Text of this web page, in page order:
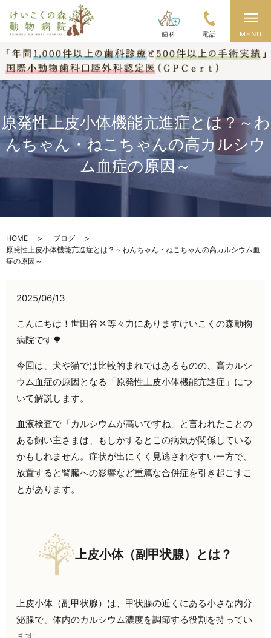
歯科 電話
メ
MENU
原発性上皮小体機能亢進症とは？～わ
んちゃん・ねこちゃんの高カルシウ
ム血症の原因～
HOME
ブログ
原発性上皮小体機能亢進症とは？～わんちゃん・ねこちゃんの高カルシウム血
症の原因～
2025/06/13
こんにちは！世田谷区等々力にありますけいこくの森動物
病院です🌳
今回は、犬や猫では比較的まれではあるものの、高カルシ
ウム血症の原因となる「原発性上皮小体機能亢進症」につ
いて解説します。
血液検査で「カルシウムが高いですね」と言われたことの
ある飼い主さまは、もしかするとこの病気が関係している
かもしれません。症状が出にくく見逃されやすい一方で、
放置すると腎臓への影響など重篤な合併症を引き起こすこ
とがあります。
上皮小体（副甲状腺）とは？
上皮小体（副甲状腺）は、甲状腺の近くにある小さな内分
泌腺で、体内のカルシウム濃度を調節する役割を持ってい